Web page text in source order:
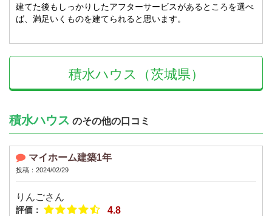
建てた後もしっかりしたアフターサービスがあるところを選べ
ば、満足いくものを建てられると思います。
積水ハウス（茨城県）
積水ハウス のその他の口コミ
マイホーム建築1年
投稿：2024/02/29
りんごさん
評価： 4.8